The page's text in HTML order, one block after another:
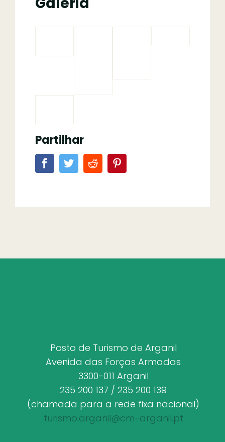
Partilhar
Posto de Turismo de Arganil
Avenida das Forças Armadas
3300-011 Arganil
235 200 137 / 235 200 139
(chamada para a rede fixa nacional)
turismo.arganil@cm-arganil.pt